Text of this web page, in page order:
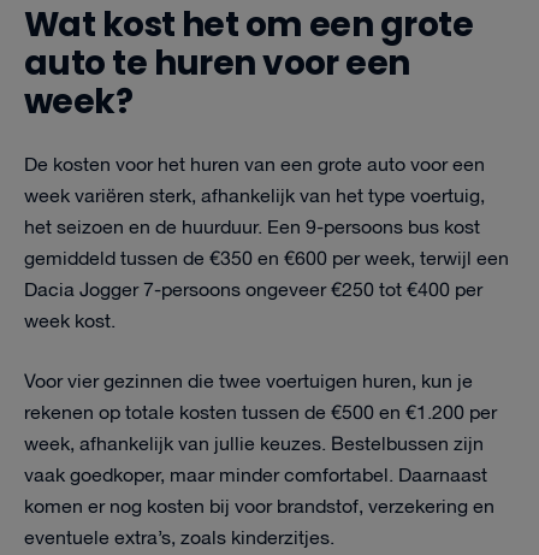
Wat kost het om een grote
auto te huren voor een
week?
De kosten voor het huren van een grote auto voor een
week variëren sterk, afhankelijk van het type voertuig,
het seizoen en de huurduur. Een 9-persoons bus kost
gemiddeld tussen de €350 en €600 per week, terwijl een
Dacia Jogger 7-persoons ongeveer €250 tot €400 per
week kost.
Voor vier gezinnen die twee voertuigen huren, kun je
rekenen op totale kosten tussen de €500 en €1.200 per
week, afhankelijk van jullie keuzes. Bestelbussen zijn
vaak goedkoper, maar minder comfortabel. Daarnaast
komen er nog kosten bij voor brandstof, verzekering en
eventuele extra’s, zoals kinderzitjes.